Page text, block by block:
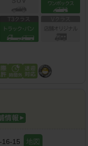
16-15 地図